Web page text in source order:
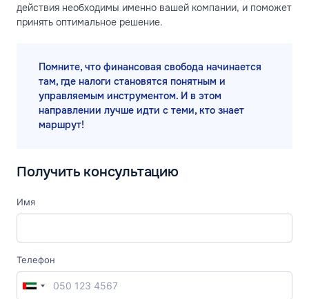
действия необходимы именно вашей компании, и поможет
принять оптимальное решение.
Помните, что финансовая свобода начинается
там, где налоги становятся понятным и
управляемым инструментом. И в этом
направлении лучше идти с теми, кто знает
маршрут!
Получить консультацию
Имя
Телефон